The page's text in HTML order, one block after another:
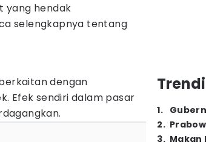
yang hendak
selengkapnya tentang
dengan
Efek sendiri dalam pasar
1.
2.
3. Makan